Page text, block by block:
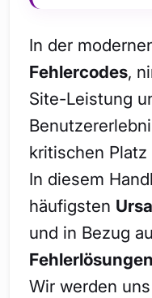
In der
Fehlercodes,
Site-Leistung
kritischen Platz
In diesem
häufigsten
und in Bezug
Fehlerlösungen
Wir werden